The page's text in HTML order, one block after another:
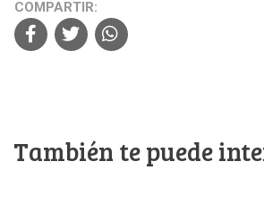
COMPARTIR:
También te puede